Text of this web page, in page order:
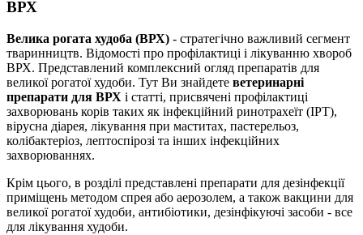
ВРХ
Велика рогата худоба (ВРХ) - стратегічно важливий сегмент
тваринництв. Відомості про профілактиці і лікуванню хвороб
ВРХ. Представлений комплексний огляд препаратів для
великої рогатої худоби. Тут Ви знайдете ветеринарні
препарати для ВРХ і статті, присвячені профілактиці
захворювань корів таких як інфекційний ринотрахеїт (ІРТ),
вірусна діарея, лікування при маститах, пастерельоз,
колібактеріоз, лептоспірозі та інших інфекційних
захворюваннях.
Крім цього, в розділі представлені препарати для дезінфекції
приміщень методом спрея або аерозолем, а також вакцини для
великої рогатої худоби, антибіотики, дезінфікуючі засоби - все
для лікування худоби.